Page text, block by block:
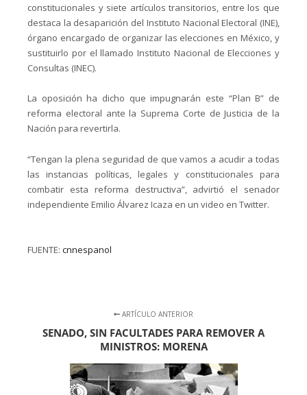
constitucionales y siete artículos transitorios, entre los que
destaca la desaparición del Instituto Nacional Electoral (INE),
órgano encargado de organizar las elecciones en México, y
sustituirlo por el llamado Instituto Nacional de Elecciones y
Consultas (INEC).
La oposición ha dicho que impugnarán este “Plan B” de
reforma electoral ante la Suprema Corte de Justicia de la
Nación para revertirla.
“Tengan la plena seguridad de que vamos a acudir a todas
las instancias políticas, legales y constitucionales para
combatir esta reforma destructiva”, advirtió el senador
independiente Emilio Álvarez Icaza en un video en Twitter.
FUENTE: cnnespanol
ARTÍCULO ANTERIOR
SENADO, SIN FACULTADES PARA REMOVER A
MINISTROS: MORENA